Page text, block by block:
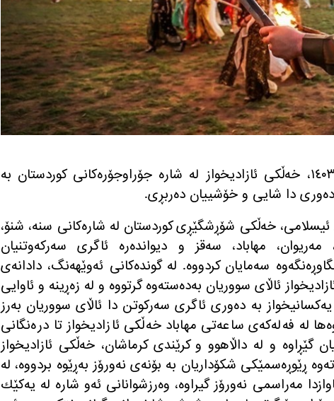
ڕۆژی پێنجشه‌ممه‌ ٣٠ی ڕه‌شه‌مه‌ی ١٤٠٣، خه‌ڵكی ئازادیخواز له‌ شاره‌ جۆراوجۆره‌كانی كوردستان به‌
دا شایی و خۆشییان ده‌ربڕی.
خه‌ڵكی شۆڕشگێڕی كوردستان له‌ شاره‌كانی سنه‌، شنۆ،
مه‌ریوان، مهاباد، سه‌قز و دیوانده‌ره‌ ئاگری سه‌ركه‌وتنیان
سه‌مایان كردووه‌. له‌ گونده‌كانی ئه‌وێهه‌‌نگ، دادانه‌ی
ئاڵای سووریان به‌ده‌سته‌وه‌ گرتووه‌ و له‌ زه‌ڕینه‌ و ئاوایی
به‌ ده‌وری ئاگری سه‌ركوتن دا ئاڵای سووریان به‌رز
له‌ فه‌له‌كه‌ی ساعه‌تی مهاباد خه‌ڵكی ئازادیخواز تا دره‌نگانی
و له‌ داڵاهوو و كرێندی كرماشان، خه‌ڵكی ئازادیخواز
ڕێوڕه‌سمێكی شكۆداریان به‌ بۆنه‌ی نه‌ورۆز به‌ڕێوه‌ بردووه‌، له
مه‌راسمی نه‌ورۆز گیراوه، وه‌رزشوانانی ئه‌و شاره له یه‌کێك